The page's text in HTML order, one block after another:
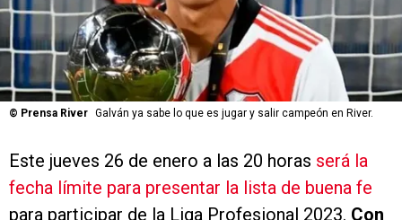
© Prensa River Galván ya sabe lo que es jugar y salir campeón en River.
Este jueves 26 de enero a las 20 horas será la
fecha límite para presentar la lista de buena fe
para participar de la Liga Profesional 2023. Con